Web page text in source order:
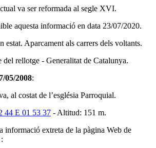
va ser reformada al segle XVI.
aquesta informació en data 23/07/2020.
estat. Aparcament als carrers dels voltants.
del rellotge - Generalitat de Catalunya.
05/2008:
al costat de l’església Parroquial.
44 E 01 53 37 - Altitud: 151 m.
informació extreta de la pàgina Web de